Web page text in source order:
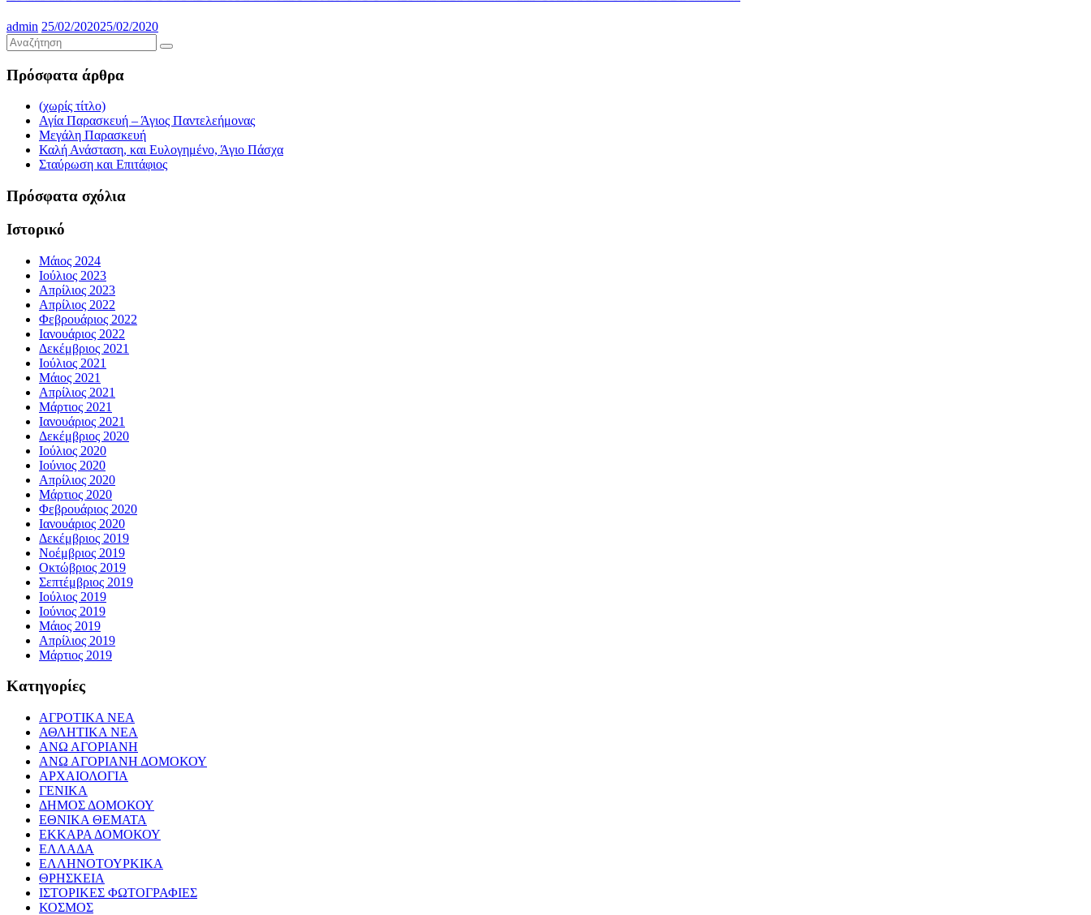
admin 25/02/202025/02/2020
Πρόσφατα άρθρα
(χωρίς τίτλο)
Αγία Παρασκευή – Άγιος Παντελεήμονας
Μεγάλη Παρασκευή
Καλή Ανάσταση, και Ευλογημένο, Άγιο Πάσχα
Σταύρωση και Επιτάφιος
Πρόσφατα σχόλια
Ιστορικό
Μάιος 2024
Ιούλιος 2023
Απρίλιος 2023
Απρίλιος 2022
Φεβρουάριος 2022
Ιανουάριος 2022
Δεκέμβριος 2021
Ιούλιος 2021
Μάιος 2021
Απρίλιος 2021
Μάρτιος 2021
Ιανουάριος 2021
Δεκέμβριος 2020
Ιούλιος 2020
Ιούνιος 2020
Απρίλιος 2020
Μάρτιος 2020
Φεβρουάριος 2020
Ιανουάριος 2020
Δεκέμβριος 2019
Νοέμβριος 2019
Οκτώβριος 2019
Σεπτέμβριος 2019
Ιούλιος 2019
Ιούνιος 2019
Μάιος 2019
Απρίλιος 2019
Μάρτιος 2019
Kατηγορίες
ΑΓΡΟΤΙΚΑ ΝΕΑ
ΑΘΛΗΤΙΚΑ ΝΕΑ
ΑΝΩ ΑΓΟΡΙΑΝΗ
ΑΝΩ ΑΓΟΡΙΑΝΗ ΔΟΜΟΚΟΥ
ΑΡΧΑΙΟΛΟΓΙΑ
ΓΕΝΙΚΑ
ΔΗΜΟΣ ΔΟΜΟΚΟΥ
ΕΘΝΙΚΑ ΘΕΜΑΤΑ
ΕΚΚΑΡΑ ΔΟΜΟΚΟΥ
ΕΛΛΑΔΑ
ΕΛΛΗΝΟΤΟΥΡΚΙΚΑ
ΘΡΗΣΚΕΙΑ
ΙΣΤΟΡΙΚΕΣ ΦΩΤΟΓΡΑΦΙΕΣ
ΚΟΣΜΟΣ